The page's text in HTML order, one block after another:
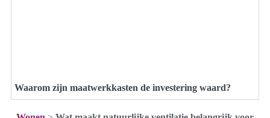
Waarom zijn maatwerkkasten de investering waard?